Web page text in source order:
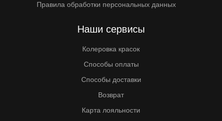
Правила обработки персональных данных
Наши сервисы
Колеровка красок
Способы оплаты
Способы доставки
Возврат
Карта лояльности